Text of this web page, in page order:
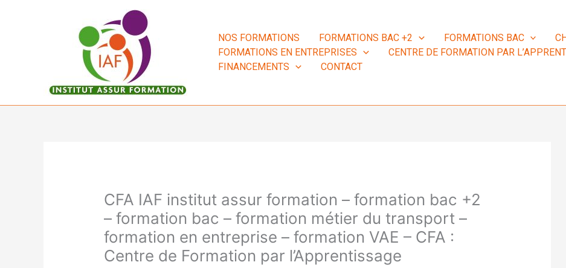
NOS FORMATIONS FORMATIONS BAC +2 FORMATIONS BAC
FORMATIONS EN ENTREPRISES
CENTRE DE FORMATION PAR
FINANCEMENTS
CONTACT
CFA IAF institut assur formation – formation bac +2
– formation bac – formation métier du transport –
formation en entreprise – formation VAE – CFA :
Centre de Formation par l’Apprentissage